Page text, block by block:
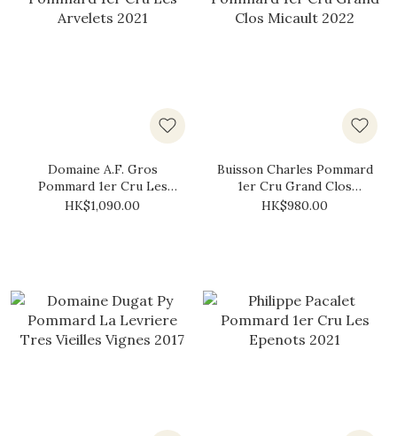
Domaine A.F. Gros
Pommard 1er Cru Les
Arvelets 2021
HK$1,090.00
Buisson Charles Pommard
1er Cru Grand Clos
Micault 2022
HK$980.00